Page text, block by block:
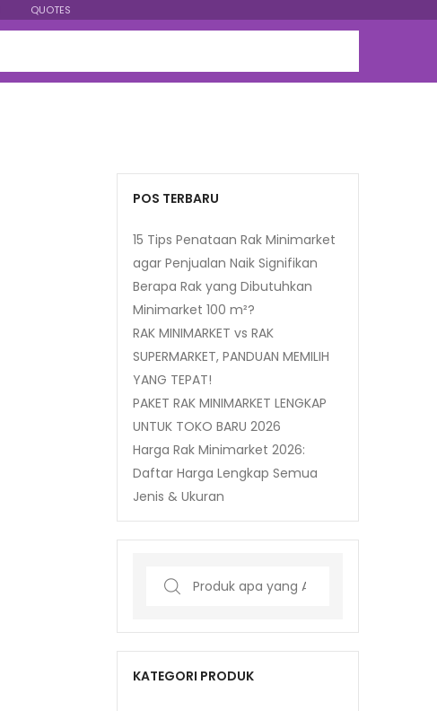
QUOTES
POS TERBARU
15 Tips Penataan Rak Minimarket
agar Penjualan Naik Signifikan
Berapa Rak yang Dibutuhkan
Minimarket 100 m²?
RAK MINIMARKET vs RAK
SUPERMARKET, PANDUAN MEMILIH
YANG TEPAT!
PAKET RAK MINIMARKET LENGKAP
UNTUK TOKO BARU 2026
Harga Rak Minimarket 2026:
Daftar Harga Lengkap Semua
Jenis & Ukuran
Search
KATEGORI PRODUK